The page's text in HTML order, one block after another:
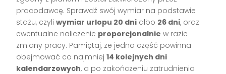
pracodawcę. Sprawdź swój wymiar na podstawie
stażu, czyliwymiar urlopu 20 dni albo 26 dni, oraz
ewentualne naliczenie proporcjonalnie w razie
zmiany pracy. Pamiętaj, że jedna część powinna
obejmować co najmniej14 kolejnych dni
kalendarzowych, a po zakończeniu zatrudnienia